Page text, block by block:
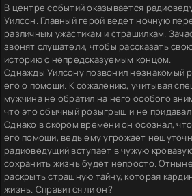
В центре событий оказывается
Уилсон. Главный герой ведет ночную
различным ужастикам и страшилкам.
звонят слушатели, чтобы рассказать
историю с непредсказуемым концом.
Однажды Уилсону позвонил незнакомый
его о помощи. К сожалению, учитывая
мужчина не обратил на него особого
что это обычный розыгрыш и не придавал
Однако в скором времени он осознал,
его помощи, ведь ему угрожает
радиоведущий вступает в чужую
сохранить жизнь будет непросто.
раскрыть страшную тайну, которая
жизнь. Справится ли он?